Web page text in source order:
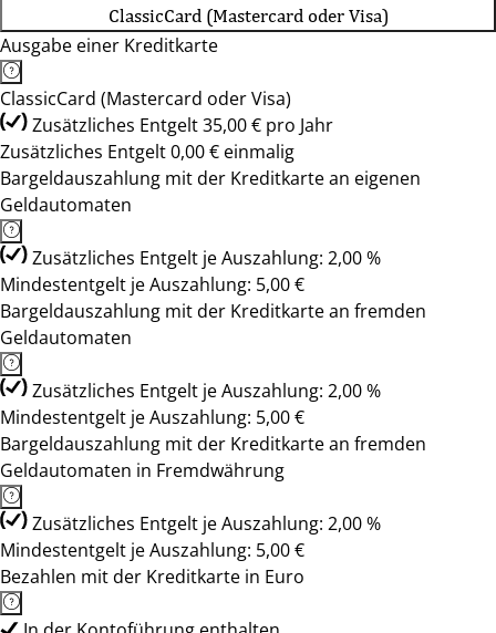
ClassicCard (Mastercard oder Visa)
Ausgabe einer Kreditkarte
ClassicCard (Mastercard oder Visa)
Zusätzliches Entgelt 35,00 € pro Jahr
Zusätzliches Entgelt 0,00 € einmalig
Bargeldauszahlung mit der Kreditkarte an eigenen
Geldautomaten
Zusätzliches Entgelt je Auszahlung: 2,00 %
Mindestentgelt je Auszahlung: 5,00 €
Bargeldauszahlung mit der Kreditkarte an fremden
Geldautomaten
Zusätzliches Entgelt je Auszahlung: 2,00 %
Mindestentgelt je Auszahlung: 5,00 €
Bargeldauszahlung mit der Kreditkarte an fremden
Geldautomaten in Fremdwährung
Zusätzliches Entgelt je Auszahlung: 2,00 %
Mindestentgelt je Auszahlung: 5,00 €
Bezahlen mit der Kreditkarte in Euro